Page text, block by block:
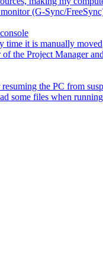
(G-Sync/
time it is manually moved
the Project Manager
the PC from
some files when